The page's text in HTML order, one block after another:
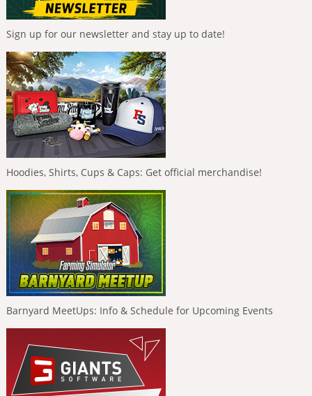
Sign up for our newsletter and stay up to date!
Hoodies, Shirts, Cups & Caps: Get official merchandise!
Barnyard MeetUps: Info & Schedule for Upcoming Events